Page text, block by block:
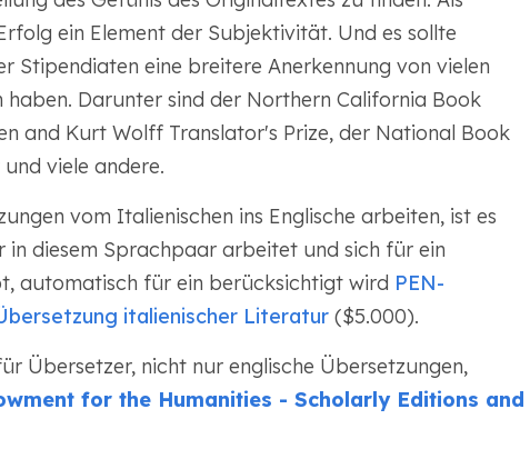
ein Element der Subjektivität. Und es sollte
Stipendiaten eine breitere Anerkennung von vielen
Darunter sind der Northern California Book
and Kurt Wolff Translator's Prize, der National Book
viele andere.
vom Italienischen ins Englische arbeiten, ist es
in diesem Sprachpaar arbeitet und sich für ein
automatisch für ein berücksichtigt wird PEN-
italienischer Literatur($5.000).
Übersetzer, nicht nur englische Übersetzungen,
for the Humanities - Scholarly Editions and